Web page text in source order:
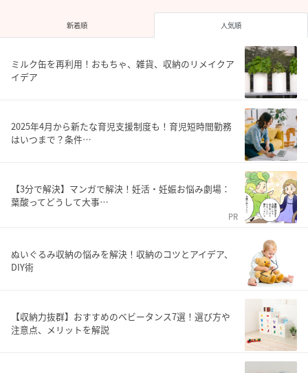
新着順 人気順
ミルク缶を再利用！おもちゃ、雑貨、収納のリメイクア
イデア
2025年4月から新たな育児支援制度も！育児短時間勤務
はいつまで？条件…
【3分で解決】マンガで解決！妊活・妊娠お悩み劇場：
葉酸ってどうして大事…
PR
ぬいぐるみ収納の悩みを解決！収納のコツとアイデア、
DIY術
【収納力抜群】おすすめのベビータンス7選！選び方や
注意点、メリットを解説